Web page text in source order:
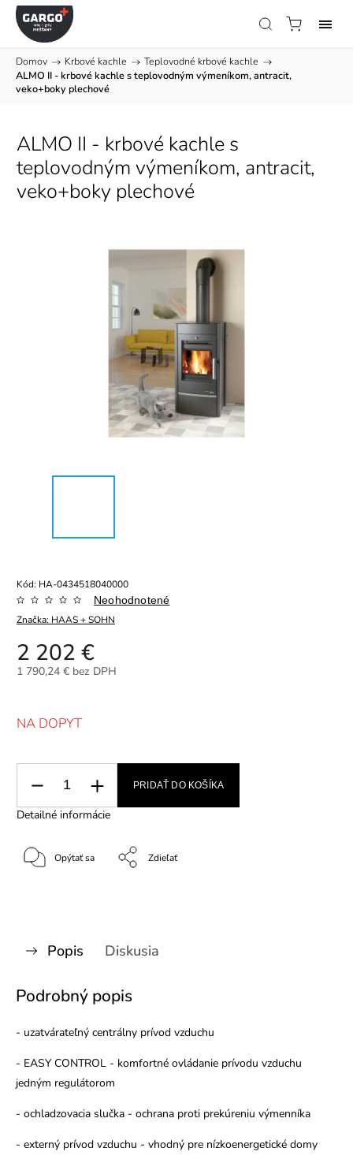
Domov / Krbové kachle / Teplovodné krbové kachle /
ALMO II - krbové kachle s teplovodným výmeníkom, antracit,
veko+boky plechové
ALMO II - krbové kachle s
teplovodným výmeníkom, antracit,
veko+boky plechové
Kód: HA-0434518040000
Značka: HAAS + SOHN
Neohodnotené
2 202 €
1 790,24 € bez DPH
NA DOPYT
PRIDAŤ DO KOŠÍKA
Detailné informácie
Opýtať sa Zdieľať
Popis Diskusia
Podrobný popis
- uzatvárateľný centrálny prívod vzduchu
- EASY CONTROL - komfortné ovládanie prívodu vzduchu
jedným regulátorom
- ochladzovacia slučka - ochrana proti prekúreniu výmenníka
- externý prívod vzduchu - vhodný pre nízkoenergetické domy